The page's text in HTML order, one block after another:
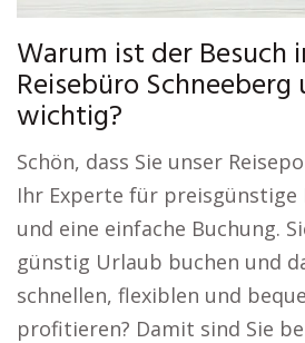
Warum ist der Besuch
Reisebüro
wichtig?
Schön, dass Sie unser
Ihr Experte für preisgünstige
und eine einfache Buchung.
günstig Urlaub buchen und
schnellen, flexiblen und
profitieren? Damit sind Sie